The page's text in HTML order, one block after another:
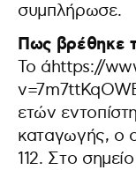
συμπλήρωσε.
Πως βρέθηκε
Το άhttps://
ετών
καταγωγής, ο
112. Στο